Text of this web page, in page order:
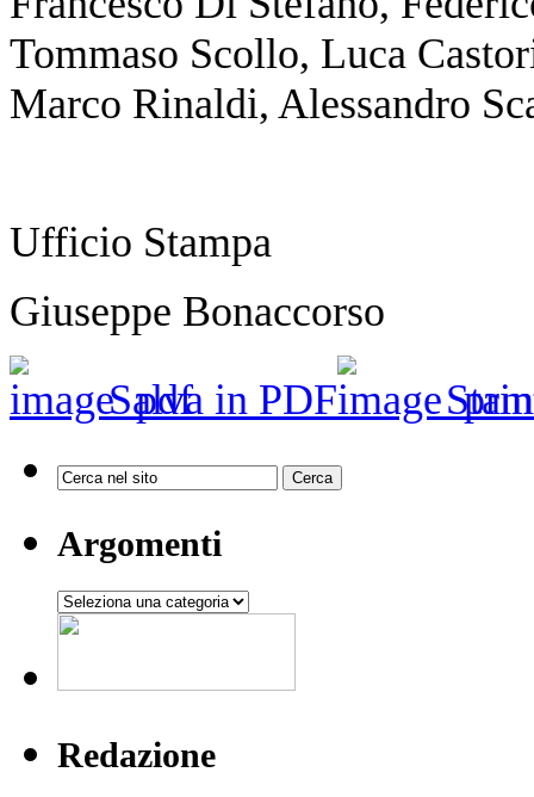
Tommaso Scollo, Luca
Marco Rinaldi, Alessandro
Ufficio Stampa
Giuseppe Bonaccorso
Salva in PDF
Argomenti
Argomenti
Redazione